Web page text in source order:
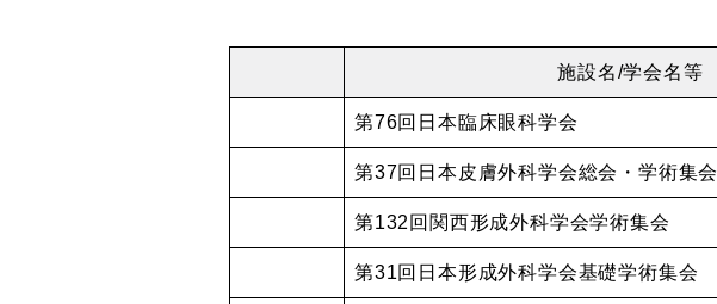
施設名/学会名等
第76回日本臨床眼科学会
第37回日本皮膚外科学会総会・学術集会
第132回関西形成外科学会学術集会
第31回日本形成外科学会基礎学術集会